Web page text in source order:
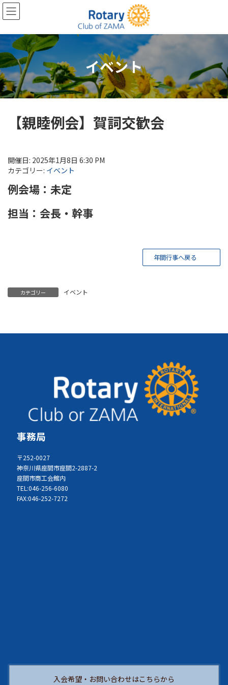
コ
ン
ン
ツ
へ
ス
キ
ッ
プ
ナ
ビ
ー
シ
ョ
ン
に
移
動
イベント
【親睦例会】賀詞交歓会
開催日: 2025年1月8日 6:30 PM
カテゴリー: イベント
例会場：未定
担当：会長・幹事
年間行事へ戻る
カテゴリー イベント
事務局
〒252-0027
神奈川県座間市座間2-2887-2
座間市商工会館内
TEL:046-256-6080
FAX:046-252-7272
入会希望・お問い合わせはこちらから